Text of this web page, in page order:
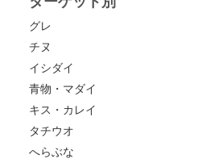
グレ
チヌ
イシダイ
青物・マダイ
キス・カレイ
タチウオ
へらぶな